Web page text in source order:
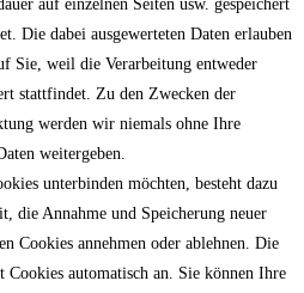
auf einzelnen Seiten usw. gespeichert
Die dabei ausgewerteten Daten erlauben
Sie, weil die Verarbeitung entweder
stattfindet. Zu den Zwecken der
werden wir niemals ohne Ihre
weitergeben.
unterbinden möchten, besteht dazu
die Annahme und Speicherung neuer
Cookies annehmen oder ablehnen. Die
automatisch an. Sie können Ihre